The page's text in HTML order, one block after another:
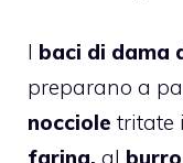
I baci di dama
preparano a
nocciole tritate